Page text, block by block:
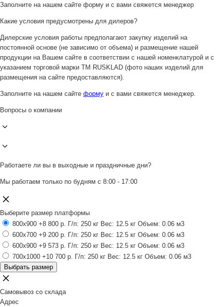
Заполните на нашем сайте форму и с вами свяжется менеджер
Какие условия предусмотрены для дилеров?
Дилерские условия работы предполагают закупку изделий на
постоянной основе (не зависимо от объема) и размещение нашей
продукции на Вашем сайте в соответствии с нашей номенклатурой и с
указанием торговой марки ТМ RUSKLAD (фото наших изделий для
размещения на сайте предоставляются).
Заполните на нашем сайте форму и с вами свяжется менеджер.
Вопросы о компании
Работаете ли вы в выходные и праздничные дни?
Мы работаем только по будням с 8:00 - 17:00
Выберите размер платформы
800x900 +8 800 р. Г/п: 250 кг Вес: 12.5 кг Объем: 0.06 м3
600x700 +9 200 р. Г/п: 250 кг Вес: 12.5 кг Объем: 0.06 м3
600x900 +9 573 р. Г/п: 250 кг Вес: 12.5 кг Объем: 0.06 м3
700x1000 +10 700 р. Г/п: 250 кг Вес: 12.5 кг Объем: 0.06 м3
Выбрать размер
Самовывоз со склада
Адрес